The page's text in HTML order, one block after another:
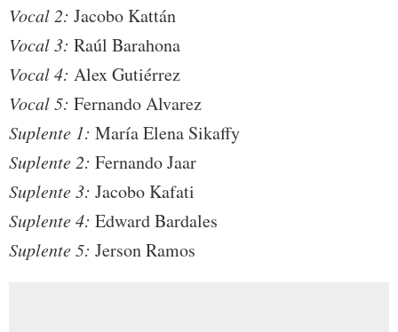
Vocal 2: Jacobo Kattán
Vocal 3: Raúl Barahona
Vocal 4: Alex Gutiérrez
Vocal 5: Fernando Alvarez
Suplente 1: María Elena Sikaffy
Suplente 2: Fernando Jaar
Suplente 3: Jacobo Kafati
Suplente 4: Edward Bardales
Suplente 5: Jerson Ramos